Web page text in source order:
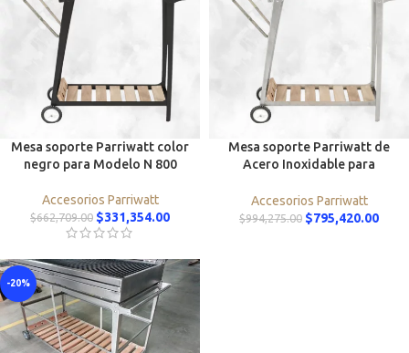
Mesa soporte Parriwatt color
negro para Modelo N 800
Accesorios Parriwatt
$662,709.00 $331,354.00
Mesa soporte Parriwatt de
Acero Inoxidable para
Accesorios Parriwatt
$994,275.00 $795,420.00
-20%